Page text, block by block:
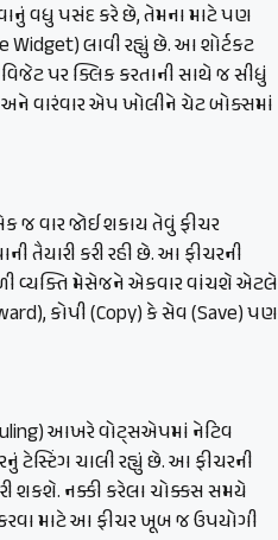
વધુ પસંદ કરે છે, તેમના માટે પણ
Widget) લાવી રહ્યું છે. આ શોર્ટકટ
પર ક્લિક કરતાની સાથે જ સીધું
વારંવાર એપ ખોલીને ચેટ બોક્સમાં
જ વાર જોઈ શકાય તેવું ફીચર
તૈયારી કરી રહી છે. આ ફીચરની
વ્યક્તિ મેસેજને એકવાર વાંચશે એટલે
કોપી (Copy) કે સેવ (Save) પણ
આખરે વોટ્સએપમાં નેટિવ
ટેસ્ટિંગ ચાલી રહ્યું છે. આ ફીચરની
શકશે. નક્કી કરેલા ચોક્કસ સમયે
માટે આ ફીચર ખૂબ જ ઉપયોગી